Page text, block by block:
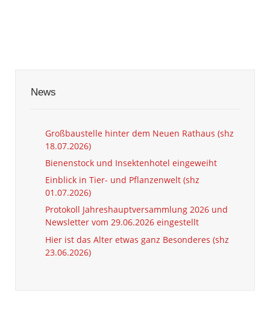
News
Großbaustelle hinter dem Neuen Rathaus (shz
18.07.2026)
Bienenstock und Insektenhotel eingeweiht
Einblick in Tier- und Pflanzenwelt (shz
01.07.2026)
Protokoll Jahreshauptversammlung 2026 und
Newsletter vom 29.06.2026 eingestellt
Hier ist das Alter etwas ganz Besonderes (shz
23.06.2026)